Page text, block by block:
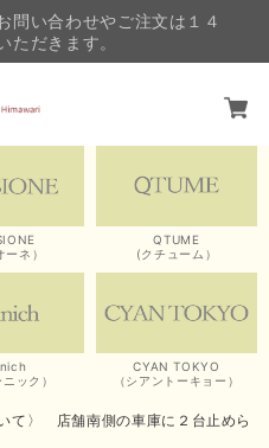
問い合わせやご注文は１４
ただきます。
ーネ）
QTUME
(クチューム）
ニック）
CYAN TOKYO
（シアントーキョー）
〉 店舗南側の車庫に２台止めら